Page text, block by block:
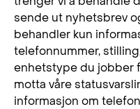
sende ut nyhetsbrev
behandler kun
telefonnummer,
enhetstype du jobber
motta våre
informasjon om